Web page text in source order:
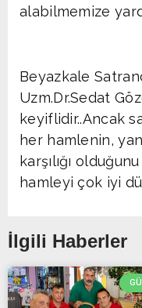
alabilmemize
Beyazkale
Uzm.Dr.Sedat
keyiflidir..Ancak
her hamlenin,
karşılığı
hamleyi çok iyi
İlgili Haberler